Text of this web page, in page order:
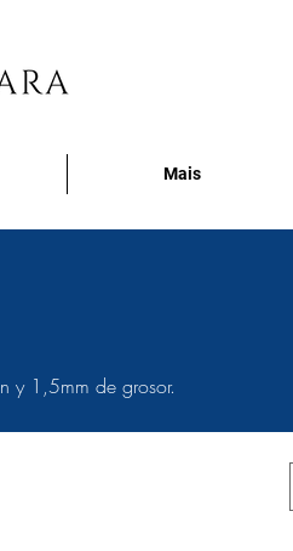
Mais
y 1,5mm de grosor.